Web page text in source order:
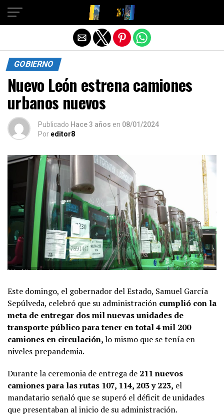
GOBIERNO
Nuevo León estrena camiones
urbanos nuevos
Publicado Hace 3 años en 08/01/2024
Por editor8
Este domingo, el gobernador del Estado, Samuel García
Sepúlveda, celebró que su administración cumplió con la
meta de entregar dos mil nuevas unidades de
transporte público para tener en total 4 mil 200
camiones en circulación,lo mismo que se tenía en
niveles prepandemia.
Durante la ceremonia de entrega de 211 nuevos
camiones para las rutas 107, 114, 203 y 223, el
mandatario señaló que se superó el déficit de unidades
que presentaban al inicio de su administración.
Salir de la versión móvil